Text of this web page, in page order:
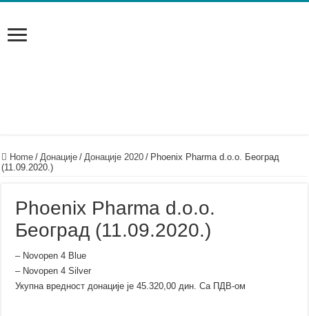
Home / Донације / Донације 2020 / Phoenix Pharma d.o.o. Београд
(11.09.2020.)
Phoenix Pharma d.o.o.
Београд (11.09.2020.)
– Novopen 4 Blue
– Novopen 4 Silver
Укупна вредност донације је 45.320,00 дин. Са ПДВ-ом